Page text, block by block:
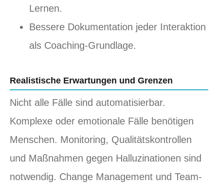
Lernen.
Bessere Dokumentation jeder Interaktion
als Coaching-Grundlage.
Realistische Erwartungen und Grenzen
Nicht alle Fälle sind automatisierbar.
Komplexe oder emotionale Fälle benötigen
Menschen. Monitoring, Qualitätskontrollen
und Maßnahmen gegen Halluzinationen sind
notwendig. Change Management und Team-